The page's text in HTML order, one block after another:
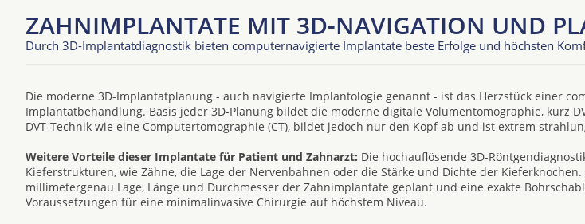
ZAHNIMPLANTATE MIT 3D-NAVIGATION UND
Durch 3D-Implantatdiagnostik bieten computernavigierte Implantate beste Erfolge und höchsten
Die moderne 3D-Implantatplanung - auch navigierte Implantologie genannt - ist das Herzstück einer
Implantatbehandlung. Basis jeder 3D-Planung bildet die moderne digitale Volumentomographie, kurz
DVT-Technik wie eine Computertomographie (CT), bildet jedoch nur den Kopf ab und ist extrem
Weitere Vorteile dieser Implantate für Patient und Zahnarzt: Die hochauflösende 3D-
Kieferstrukturen, wie Zähne, die Lage der Nervenbahnen oder die Stärke und Dichte der
millimetergenau Lage, Länge und Durchmesser der Zahnimplantate geplant und eine exakte
Voraussetzungen für eine minimalinvasive Chirurgie auf höchstem Niveau.